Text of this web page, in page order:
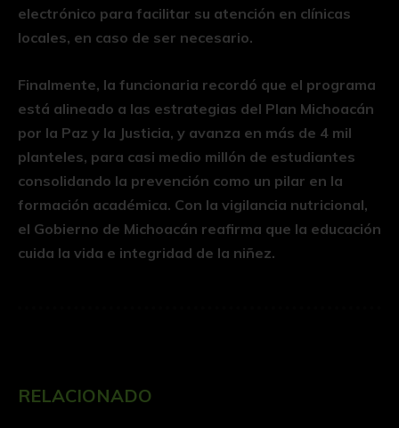
electrónico para facilitar su atención en clínicas
locales, en caso de ser necesario.
Finalmente, la funcionaria recordó que el programa
está alineado a las estrategias del Plan Michoacán
por la Paz y la Justicia, y avanza en más de 4 mil
planteles, para casi medio millón de estudiantes
consolidando la prevención como un pilar en la
formación académica. Con la vigilancia nutricional,
el Gobierno de Michoacán reafirma que la educación
cuida la vida e integridad de la niñez.
RELACIONADO